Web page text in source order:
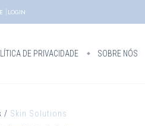
LOGIN
DE PRIVACIDADE SOBRE NÓS
/ Skin Solutions